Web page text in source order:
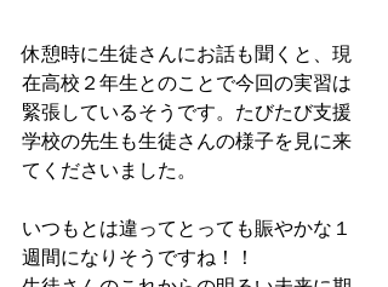
休憩時に生徒さんにお話も聞くと、現
在高校２年生とのことで今回の実習は
緊張しているそうです。たびたび支援
学校の先生も生徒さんの様子を見に来
てくださいました。
いつもとは違ってとっても賑やかな１
週間になりそうですね！！